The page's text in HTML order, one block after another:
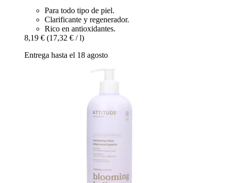
Para todo tipo de piel.
Clarificante y regenerador.
Rico en antioxidantes.
8,19 € (17,32 € / l)
Entrega hasta el 18 agosto